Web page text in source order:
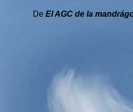
De El AGC de la